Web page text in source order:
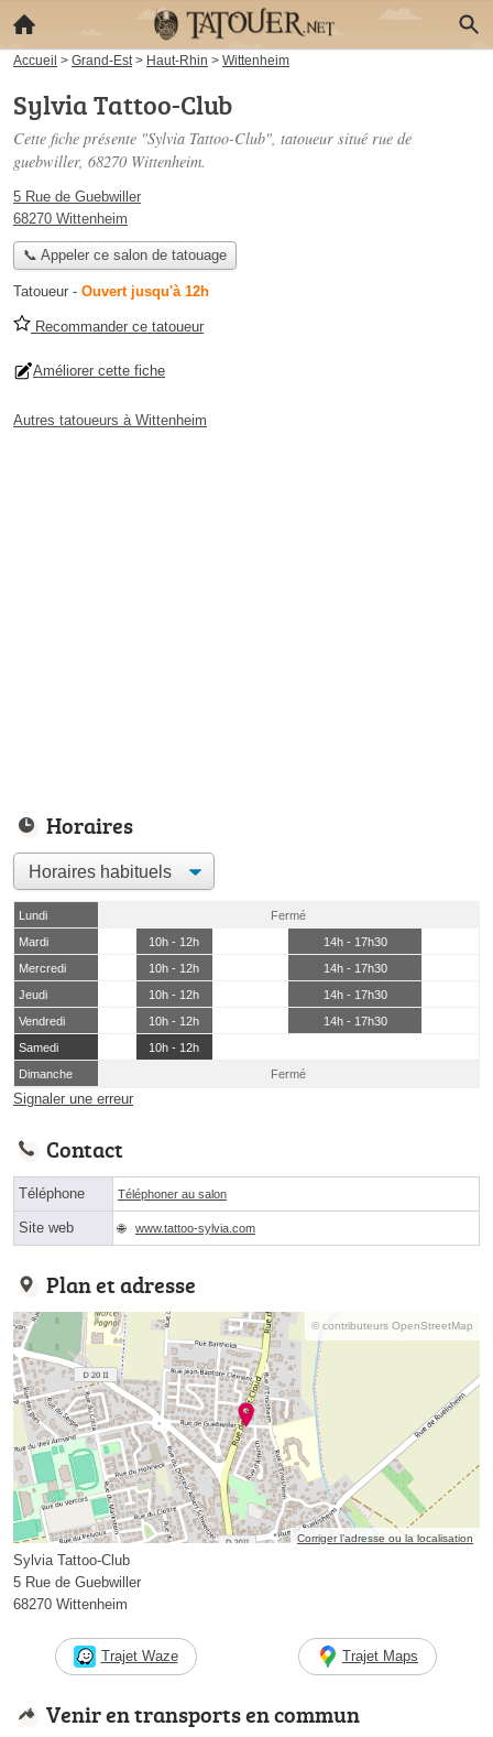
Accueil > Grand-Est > Haut-Rhin > Wittenheim
Sylvia Tattoo-Club
Cette fiche présente "Sylvia Tattoo-Club", tatoueur situé rue de
guebwiller, 68270 Wittenheim.
5 Rue de Guebwiller
68270 Wittenheim
📞 Appeler ce salon de tatouage
Tatoueur - Ouvert jusqu'à 12h
Recommander ce tatoueur
Améliorer cette fiche
Autres tatoueurs à Wittenheim
Horaires
Lundi
Fermé
Mardi
10h - 12h
14h - 17h30
Mercredi
10h - 12h
14h - 17h30
Jeudi
10h - 12h
14h - 17h30
Vendredi
10h - 12h
14h - 17h30
Samedi
10h - 12h
Dimanche
Fermé
Signaler une erreur
Contact
Téléphone Téléphoner au salon
Site web www.tattoo-sylvia.com
Plan et adresse
© contributeurs OpenStreetMap
Corriger l’adresse ou la localisation
Sylvia Tattoo-Club
5 Rue de Guebwiller
68270 Wittenheim
Trajet Waze Trajet Maps
Venir en transports en commun